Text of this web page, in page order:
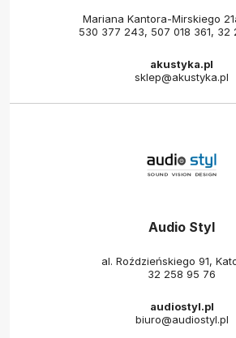
Mariana Kantora-Mirskiego
530 377 243, 507 018 361, 32
akustyka.pl
sklep@akustyka.pl
Audio Styl
al. Roździeńskiego 91,
32 258 95 76
audiostyl.pl
biuro@audiostyl.pl